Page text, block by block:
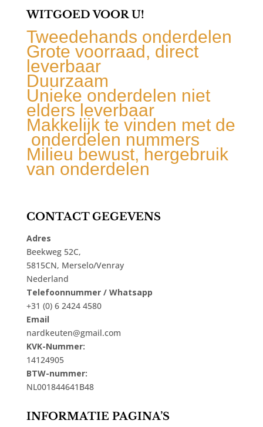
WITGOED VOOR U!
Tweedehands onderdelen
Grote voorraad, direct
leverbaar
Duurzaam
Unieke onderdelen niet
elders leverbaar
Makkelijk te vinden met de
onderdelen nummers
Milieu bewust, hergebruik
van onderdelen
CONTACT GEGEVENS
Adres
Beekweg 52C,
5815CN, Merselo/Venray
Nederland
Telefoonnummer / Whatsapp
+31 (0) 6 2424 4580
Email
nardkeuten@gmail.com
KVK-Nummer:
14124905
BTW-nummer:
NL001844641B48
INFORMATIE PAGINA’S